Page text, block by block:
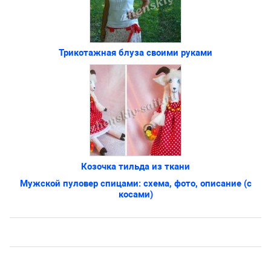
Трикотажная блуза своими руками
Козочка тильда из ткани
Мужской пуловер спицами: схема, фото, описание (с
косами)